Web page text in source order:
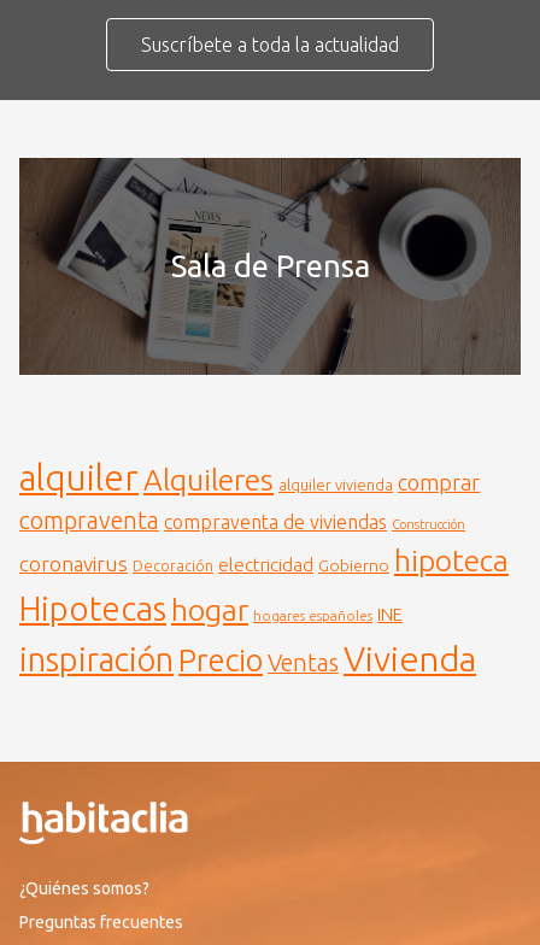
Suscríbete a toda la actualidad
Sala de Prensa
alquiler Alquileres alquiler vivienda comprar
compraventa compraventa de viviendas Construcción
coronavirus Decoración electricidad Gobierno hipoteca
Hipotecas hogar hogares españoles INE
inspiración Precio Ventas Vivienda
¿Quiénes somos?
Preguntas frecuentes